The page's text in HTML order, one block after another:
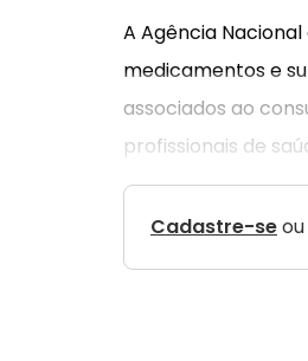
A Agência
medicamentos e
associados ao
profissionais de
Cadastre-seou